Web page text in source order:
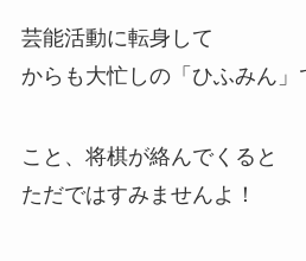
芸能活動に転身して
からも大忙しの「ひふみん」
こと、将棋が絡んでくると
ただではすみませんよ！